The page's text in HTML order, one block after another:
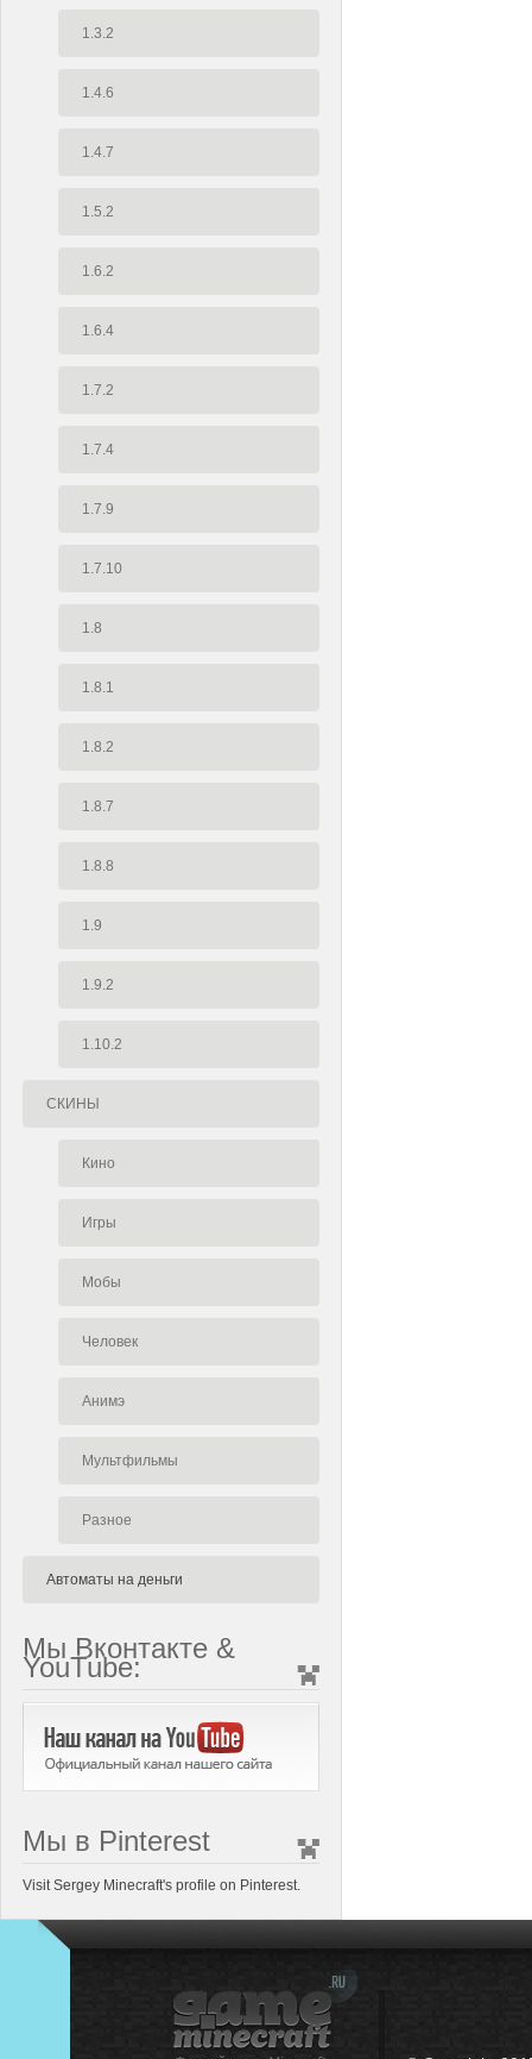
1.3.2
1.4.6
1.4.7
1.5.2
1.6.2
1.6.4
1.7.2
1.7.4
1.7.9
1.7.10
1.8
1.8.1
1.8.2
1.8.7
1.8.8
1.9
1.9.2
1.10.2
СКИНЫ
Кино
Игры
Мобы
Человек
Анимэ
Мультфильмы
Разное
Автоматы на деньги
Мы Вконтакте &
YouTube:
Мы в Pinterest
Visit Sergey Minecraft's profile on Pinterest.